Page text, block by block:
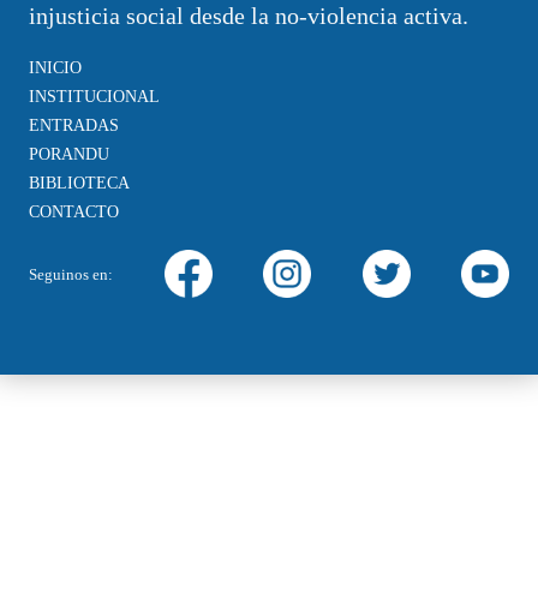
injusticia social desde la no-violencia activa.
INICIO
INSTITUCIONAL
ENTRADAS
PORANDU
BIBLIOTECA
CONTACTO
Seguinos en: